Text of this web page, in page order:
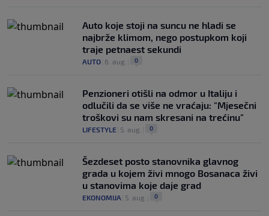
Auto koje stoji na suncu ne hladi se
najbrže klimom, nego postupkom koji
traje petnaest sekundi
AUTO 6. aug. 0
Penzioneri otišli na odmor u Italiju i
odlučili da se više ne vraćaju: "Mjesečni
troškovi su nam skresani na trećinu"
LIFESTYLE 5. aug. 0
Šezdeset posto stanovnika glavnog
grada u kojem živi mnogo Bosanaca živi
u stanovima koje daje grad
EKONOMIJA 5. aug. 0